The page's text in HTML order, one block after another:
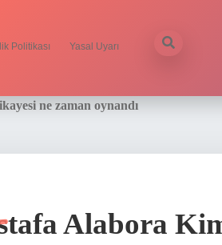
Politikası Yasal Uyarı
ne zaman oynandı
Alabora